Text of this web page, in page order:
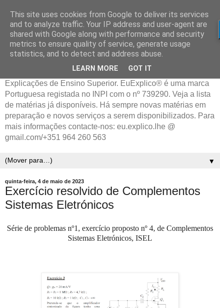
Explicações de Ensino Superior. EuExplico® é uma marca
Portuguesa registada no INPI com o nº 739290. Veja a lista
de matérias já disponíveis. Há sempre novas matérias em
preparação e novos serviços a serem disponibilizados. Para
mais informações contacte-nos: eu.explico.lhe @
gmail.com/+351 964 260 563
▼
quinta-feira, 4 de maio de 2023
Exercício resolvido de Complementos
Sistemas Eletrónicos
Série de problemas nº1, exercício proposto nº 4, de Complementos
Sistemas Eletrónicos, ISEL
This site uses cookies from Google to deliver its services
and to analyze traffic. Your IP address and user-agent are
shared with Google along with performance and security
metrics to ensure quality of service, generate usage
statistics, and to detect and address abuse.
LEARN MORE GOT IT